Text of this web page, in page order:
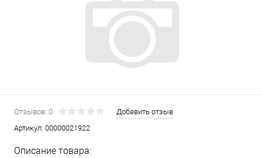
Отзывов: 0
Добавить отзыв
Артикул: 00000021922
Описание товара: